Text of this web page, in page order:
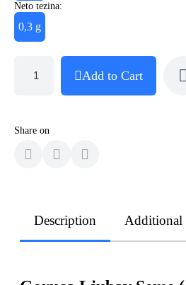
Neto tezina:
0,3 g
Add to Cart
Share on
Description Additional